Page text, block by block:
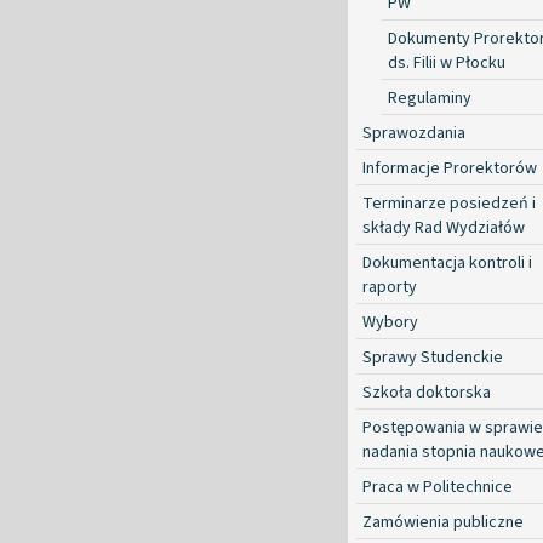
Dokumenty
ds. Filii w Płocku
Regulaminy
Sprawozdania
Informacje Prorektorów
Terminarze posiedzeń i
składy Rad Wydziałów
Dokumentacja kontroli i
raporty
Wybory
Sprawy Studenckie
Szkoła doktorska
Postępowania w sprawie
nadania stopnia
Praca w Politechnice
Zamówienia publiczne